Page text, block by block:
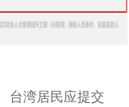
台湾居民应提交